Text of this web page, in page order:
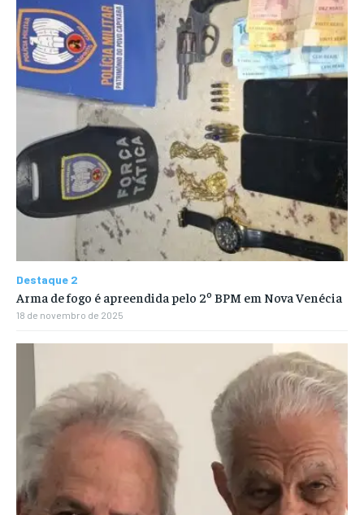
Destaque 2
Arma de fogo é apreendida pelo 2º BPM em Nova Venécia
18 de novembro de 2025